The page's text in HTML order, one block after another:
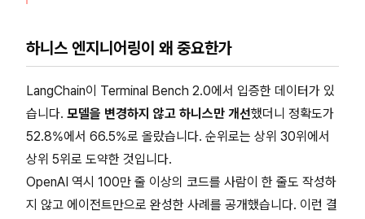
하니스 엔지니어링이 왜 중요한가
LangChain이 Terminal Bench 2.0에서 입증한 데이터가 있
습니다. 모델을 변경하지 않고 하니스만 개선했더니 정확도가
52.8%에서 66.5%로 올랐습니다. 순위로는 상위 30위에서
상위 5위로 도약한 것입니다.
OpenAI 역시 100만 줄 이상의 코드를 사람이 한 줄도 작성하
지 않고 에이전트만으로 완성한 사례를 공개했습니다. 이런 결